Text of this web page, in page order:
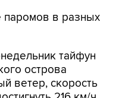
паромов в разных
тайфун
острова
ветер, скорость